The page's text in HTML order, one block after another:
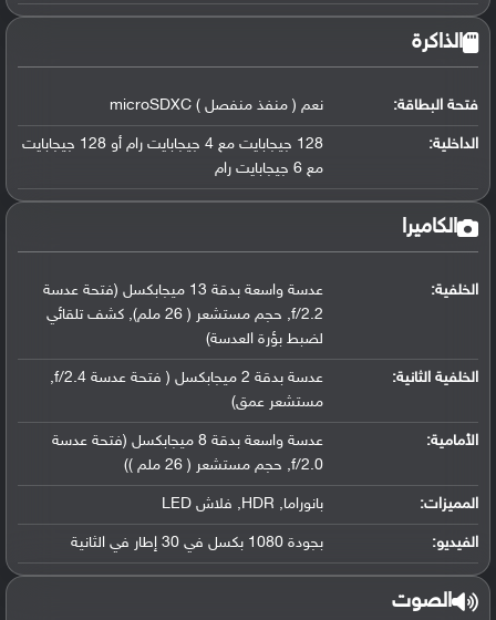
الذاكرة
فتحة البطاقة: نعم ( منفذ منفصل ) microSDXC
الداخلية:
128 جيجابايت مع 4 جيجابايت رام أو 128 جيجابايت
مع 6 جيجابايت رام
الكاميرا
الخلفية:
عدسة واسعة بدقة 13 ميجابكسل (فتحة عدسة
f/2.2, حجم مستشعر ( 26 ملم), كشف تلقائي
لضبط بؤرة العدسة)
الخلفية الثانية:
عدسة بدقة 2 ميجابكسل ( فتحة عدسة f/2.4,
مستشعر عمق)
الأمامية:
عدسة واسعة بدقة 8 ميجابكسل (فتحة عدسة
f/2.0, حجم مستشعر ( 26 ملم ))
المميزات: بانوراما, HDR, فلاش LED
الفيديو: بجودة 1080 بكسل في 30 إطار في الثانية
الصوت